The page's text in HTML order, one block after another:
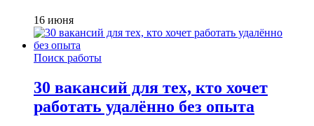
16 июня
Поиск работы
30 вакансий для тех, кто хочет
работать удалённо без опыта